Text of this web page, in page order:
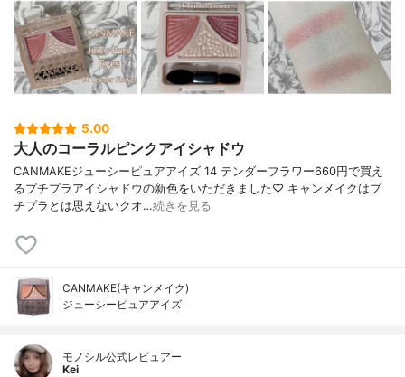
5.00
大人のコーラルピンクアイシャドウ
CANMAKEジューシーピュアアイズ 14 テンダーフラワー660円で買え
るプチプラアイシャドウの新色をいただきました♡ キャンメイクはプ
チプラとは思えないクオ…続きを見る
CANMAKE(キャンメイク)
ジューシーピュアアイズ
モノシル公式レビュアー
Kei